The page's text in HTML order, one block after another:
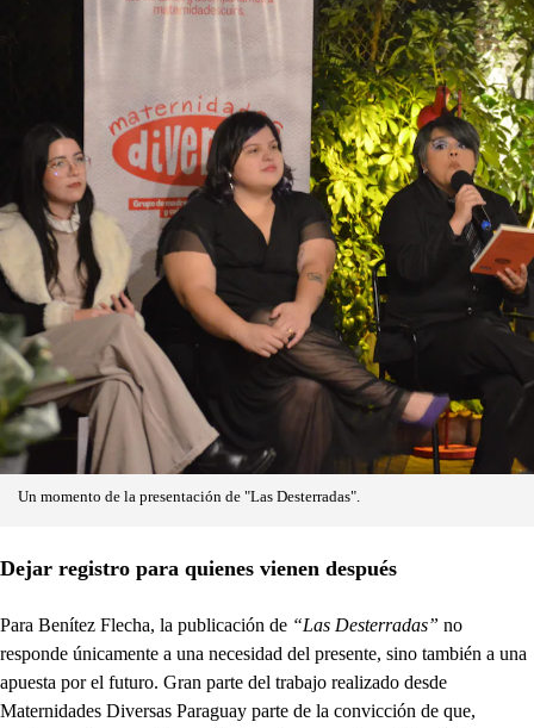
Un momento de la presentación de "Las Desterradas".
Dejar registro para quienes vienen después
Para Benítez Flecha, la publicación de “Las Desterradas” no
responde únicamente a una necesidad del presente, sino también a una
apuesta por el futuro. Gran parte del trabajo realizado desde
Maternidades Diversas Paraguay parte de la convicción de que,